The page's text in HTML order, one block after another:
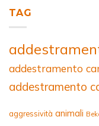
TAG
addestramento
addestramento
aggressività animali